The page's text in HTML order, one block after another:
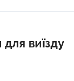
виїзду